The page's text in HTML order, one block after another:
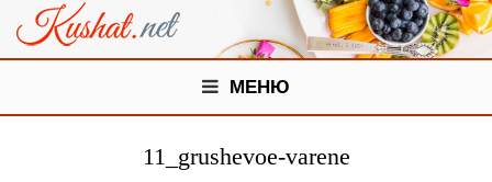
МЕНЮ
11_grushevoe-varene